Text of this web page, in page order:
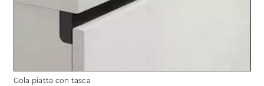
Gola piatta con tasca